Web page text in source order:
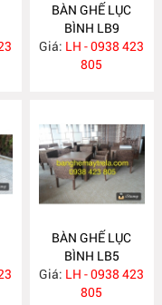
BÀN GHẾ LỤC
BÌNH LB9
Giá: LH - 0938 423
805
BÀN GHẾ LỤC
BÌNH LB5
Giá: LH - 0938 423
805